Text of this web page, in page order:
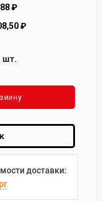
₽
₽
шт.
доставки: